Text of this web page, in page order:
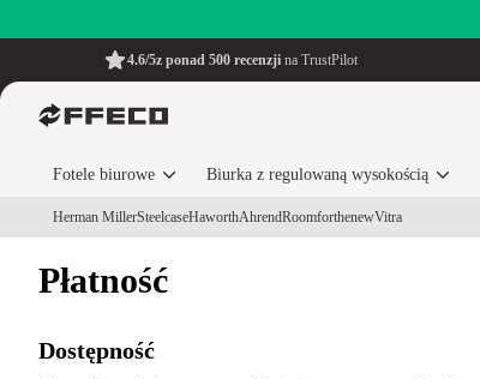
4.6/5z ponad 500 recenzji na TrustPilot
Fotele biurowe Biurka z regulowaną wysokością
Herman MillerSteelcaseHaworthAhrendRoomforthenewVitra
Płatność
Dostępność